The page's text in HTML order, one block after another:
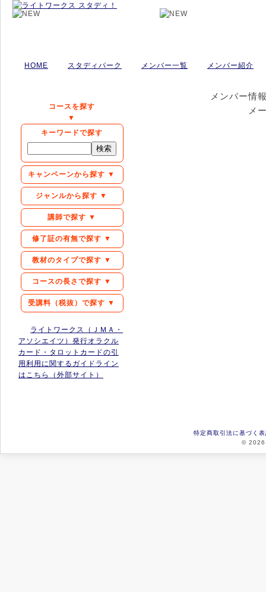
HOME スタディパーク メンバー一覧 メンバー紹介
コースを探す
▼
キーワードで探す
キャンペーンから探す ▼
ジャンルから探す ▼
講師で探す ▼
修了証の有無で探す ▼
教材のタイプで探す ▼
コースの長さで探す ▼
受講料（税抜）で探す ▼
ライトワークス（ＪＭＡ・
アソシエイツ）発行オラクル
カード・タロットカードの引
用利用に関するガイドライン
はこちら（外部サイト）
メンバー情
メ
特定商取引法に基づく
© 2026